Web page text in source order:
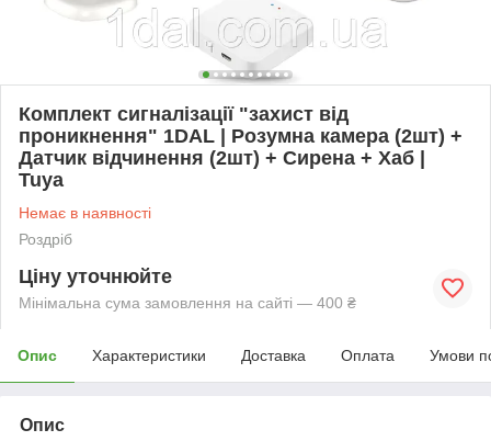
Комплект сигналізації "захист від
проникнення" 1DAL | Розумна камера (2шт) +
Датчик відчинення (2шт) + Сирена + Хаб |
Tuya
Немає в наявності
Роздріб
Ціну уточнюйте
Мінімальна сума замовлення на сайті — 400 ₴
Опис Характеристики Доставка Оплата Умови
Опис